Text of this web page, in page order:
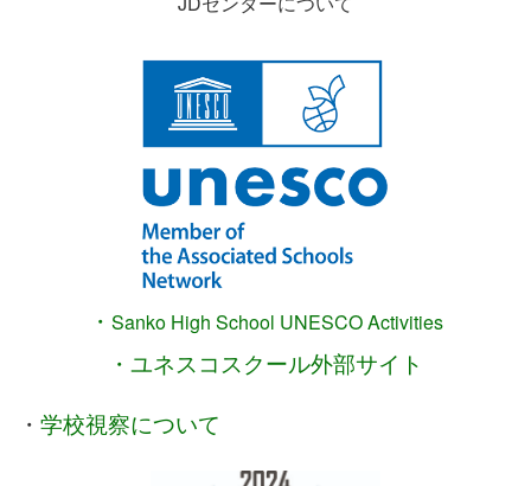
・ Sanko High School UNESCO Activities
・ユネスコスクール外部サイト
・ 学校視察について